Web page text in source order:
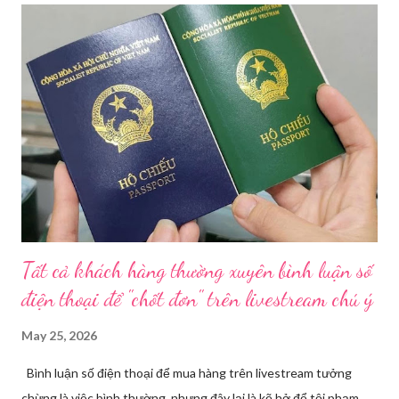
trạng kinh doanh mỹ phẩm thật - giả lẫn lộn. Để chấn chỉnh, Sở Y
tế TP HCM sẽ phối hợp với các sở, ngành và chính quyền địa
phương tăng cường kiểm tra, giám sát. Đợt này, Phòng Nghiệp
vụ Dược sẽ tham mưu Giám đốc Sở Y tế thành lập Tổ công tác
về mỹ phẩm. Cơ quan Cảnh sát điều tra Công an TP HCM vừa
triệt phá đường dây sản xuất, buôn bán mỹ phẩm giả quy mô
lớn, hoạt động tinh vi ngay giữa khu dân cư ở phường Tân Tạo.
Bên cạnh đó, Sở Y tế sẽ công khai danh ...
Tất cả khách hàng thường xuyên bình luận số
điện thoại để "chốt đơn" trên livestream chú ý
May 25, 2026
Bình luận số điện thoại để mua hàng trên livestream tưởng